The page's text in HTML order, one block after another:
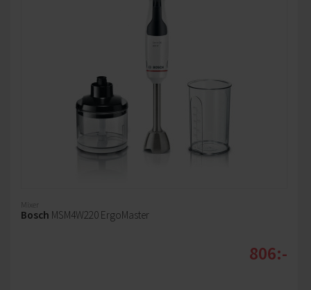
Mixer
Bosch MSM4W220 ErgoMaster
806:-